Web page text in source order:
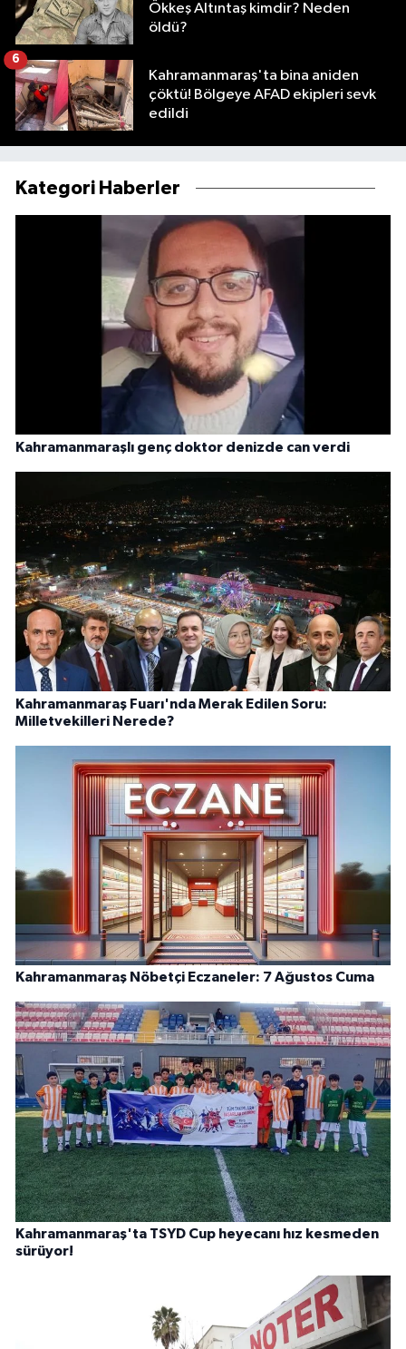
Ökkeş Altıntaş kimdir? Neden
öldü?
Kahramanmaraş'ta bina aniden
çöktü! Bölgeye AFAD ekipleri sevk
edildi
6
Kategori Haberler
Kahramanmaraşlı genç doktor denizde can verdi
Kahramanmaraş Fuarı'nda Merak Edilen Soru:
Milletvekilleri Nerede?
Kahramanmaraş Nöbetçi Eczaneler: 7 Ağustos Cuma
Kahramanmaraş'ta TSYD Cup heyecanı hız kesmeden
sürüyor!